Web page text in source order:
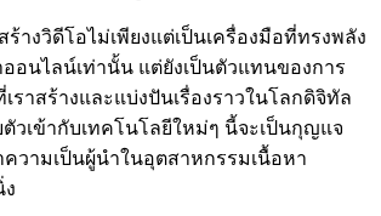
างวิดีโอไม่เพียงแต่เป็นเครื่องมือที่ทรงพลัง
ออนไลน์เท่านั้น แต่ยังเป็นตัวแทนของการ
ราสร้างและแบ่งปันเรื่องราวในโลกดิจิทัล
ตัวเข้ากับเทคโนโลยีใหม่ๆ นี้จะเป็นกุญแจ
วามเป็นผู้นำในอุตสาหกรรมเนื้อหา